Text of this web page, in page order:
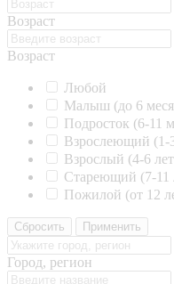
Возраст
Возраст
Любой
Малыш (до 6
Подросток (6-11
Взрослеющий (1-
Взрослый (4-6
Стареющий (7-11
Пожилой (от 12
Сбросить Применить
Город, регион